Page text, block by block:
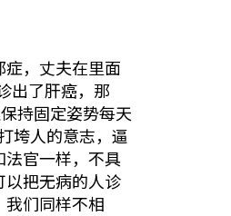
，丈夫在里面
出了肝癌，那
持固定姿势每天
垮人的意志，逼
官一样，不具
把无病的人诊
们同样不相